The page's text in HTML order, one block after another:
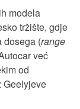
modela
tržište, gdje
dosega (range
već
od
Geelyjeve